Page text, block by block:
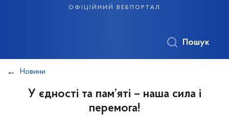
офіційний вебпортал
Пошук
Новини
У єдності та пам’яті – наша сила і
перемога!